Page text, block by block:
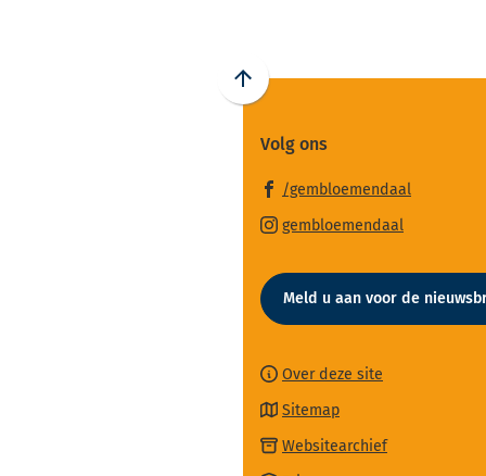
Scroll
boven
het
begin
paginainhoud
Volg ons
/gembloemendaal
externe
website)
gembloemendaal
een
externe
website)
Meld u aan voor de
Over deze site
Sitemap
Websitearchief(Verwijst